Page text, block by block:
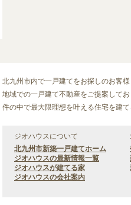
北九州市内で一戸建てをお探しのお客
地域での一戸建て不動産をご提案して
件の中で最大限理想を叶える住宅を建
ジオハウスについて
北九州市新築一戸建てホーム
ジオハウスの最新情報一覧
ジオハウスが建てる家
ジオハウスの会社案内